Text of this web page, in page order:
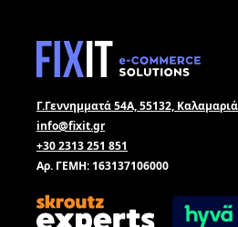
Γ.Γεννημματά 54Α, 55132, Καλαμαριά
info@fixit.gr
+30 2313 251 851
Αρ. ΓΕΜΗ: 163137106000